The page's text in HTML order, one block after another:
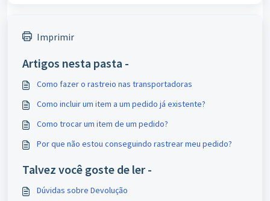
Imprimir
Artigos nesta pasta -
Como fazer o rastreio nas transportadoras
Como incluir um item a um pedido já existente?
Como trocar um item de um pedido?
Por que não estou conseguindo rastrear meu pedido?
Talvez você goste de ler -
Dúvidas sobre Devolução